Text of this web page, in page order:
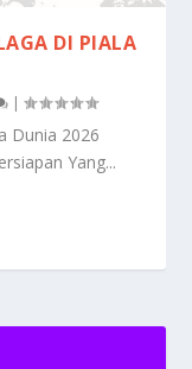
DI PIALA
|
Dunia 2026
Yang...